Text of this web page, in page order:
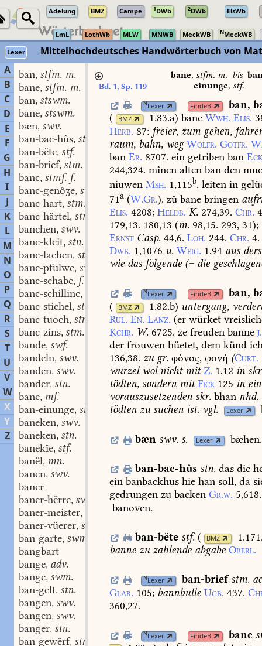
Adelung BMZ Campe 1DWb 2DWb ElsWb
LmL LothWb MLW MNWB MeckWB NMeckWB
Lexer
Mittelhochdeutsches Handwörterbuch von
A
B
C
D
E
F
G
H
I
J
K
L
M
N
O
P
Q
R
S
T
U
V
W
X
Y
Z
ban, stfm. m.
bane, stfm. m.
ban, stswm.
bane, stswm.
bæn, swv.
ban-bac-hûs, stn.
ban-bëte, stf.
ban-brief, stm.
banc, stmf. f.
banc-genôʒe, swm.
banc-hart, stm.
banc-härtel, stm.
banchen, swv.
banc-kleit, stn.
banc-lachen, stn.
banc-pfulwe, swm.
banc-schabe, f.
banc-schillinc,
banc-stichel, stm.
banc-tuoch, stn.
banc-zins, stm.
bande, swf.
bandeln, swv.
banden, swv.
bander, stn.
bane, mf.
ban-einunge, stf.
baneken, swv.
baneken, stn.
banekîe, stf.
banël, mn.
banen, swv.
baner
baner-hërre, swm.
baner-meister,
baner-vüerer, stm.
ban-garte, swm.
bangbart
bange, adv.
bange, swm.
ban-gelt, stn.
bangen, swv.
bangen, swv.
banger, stn.
ban-gewërf, stn.
Bd. 1, Sp. 119
bane, stfm. m. bis
einunge, stf.
NLexer FindeB ban,
(
BMZ 1.83.a) bane Wwh. Elis.
Herb. 87: freier, zum gehen,
raum, bahn, weg Wolfr. Gotfr.
ban Er. 8707. ein getriben ban
244,324. mînen alten ban den
niuwen Msh. 1,115b. leiten in
71a (W.Gr.). zû bane bringen
Elis. 4208; Heldb. K. 274,39. Chr.
179,13. 180,13 (m. 98,15. 293, 31);
Ernst Casp. 44,6. Loh. 244. Chr. 4.
Dwb. 1,1076 u. Weig. 1,94 aus
wie das folgende (= die
NLexer FindeB ban,
(
BMZ 1.82.b) untergang,
Rul. En. Lanz. (er würket
Kchr. W. 6725. ze freuden banne
der frouwen hüetet, dem künd
136,38. zu gr. φόνος, φονή (Curt.
wurzelwolnichtmit Z. 1,12 in
tödten, sondern mit Fick 125 in
vorauszusetzenden skr. bhan nhd.
tödten zu suchen ist. vgl. Lexer
bæn swv. s. Lexer bæhen.
ban-bac-hûs stn. dasdie
ein banbackhus hie han soll, da
gedrungen zu backen Gr.w. 5,618.
banoven.
ban-bëte stf. ( BMZ
banne zu zahlende abgabe Oberl.
NLexer ban-brief stm.
Glar. 105; bannbulle Ugb. 437.
360,27.
NLexer FindeB banc